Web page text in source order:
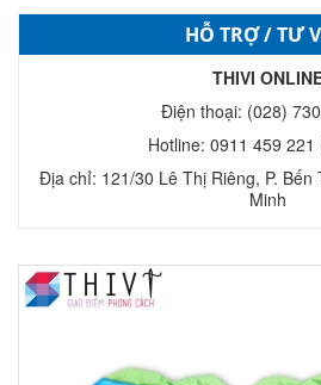
HỖ TRỢ / TƯ
THIVI
Điện thoại: (028)
Hotline: 0911 459 221
Địa chỉ: 121/30 Lê Thị Riêng, P.
Minh